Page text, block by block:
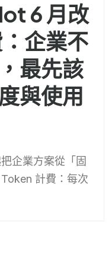
6 月改
企業不
最先該
與使用
企業方案從「固
計費：每次